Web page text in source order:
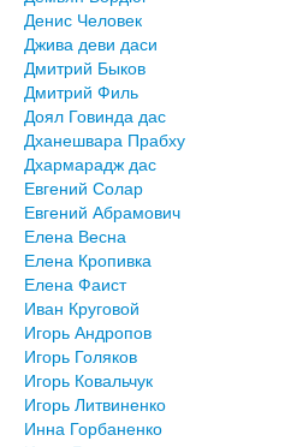
Денис Человек
Джива деви даси
Дмитрий Быков
Дмитрий Филь
Доял Говинда дас
Дханешвара Прабху
Дхармарадж дас
Евгений Солар
Евгений Абрамович
Елена Весна
Елена Кропивка
Елена Фаист
Иван Круговой
Игорь Андропов
Игорь Голяков
Игорь Ковальчук
Игорь Литвиненко
Инна Горбаненко